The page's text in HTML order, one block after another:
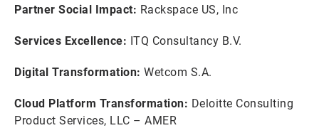
Partner Social Impact: Rackspace US, Inc
Services Excellence: ITQ Consultancy B.V.
Digital Transformation: Wetcom S.A.
Cloud Platform Transformation: Deloitte Consulting
Product Services, LLC – AMER